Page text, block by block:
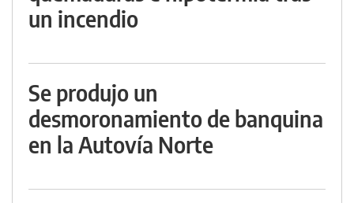
un incendio
Se produjo un
desmoronamiento de banquina
en la Autovía Norte